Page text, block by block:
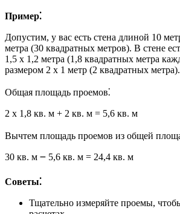
Пример⁚
Допустим, у вас есть стена длиной 10
метра (30 квадратных метров). В стене
1,5 x 1,2 метра (1,8 квадратных метра
размером 2 x 1 метр (2 квадратных метра).
Общая площадь проемов⁚
2 x 1,8 кв. м + 2 кв. м = 5,6 кв. м
Вычтем площадь проемов из общей
30 кв. м ౼ 5,6 кв. м = 24,4 кв. м
Советы⁚
Тщательно измеряйте проемы,